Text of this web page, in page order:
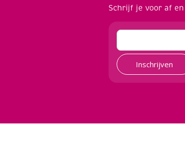
Schrijf je voor af
Inschrijven